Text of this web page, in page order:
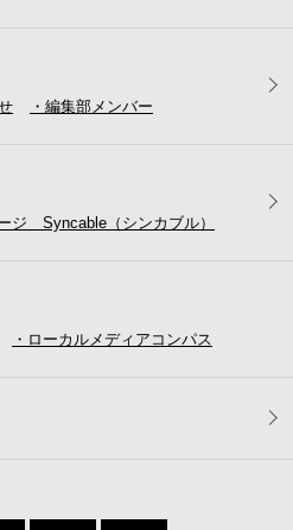
・編集部メンバー
ジ Syncable（シンカブル）
・ローカルメディア コンパス